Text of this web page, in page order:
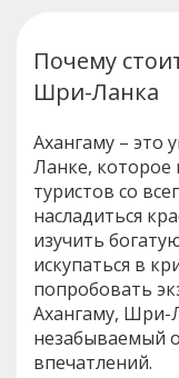
Почему
Шри-Ланка
Ахангаму – это
Ланке, которое
туристов со
насладиться
изучить
искупаться в
попробовать
Ахангаму, Шри-
незабываемый
впечатлений.